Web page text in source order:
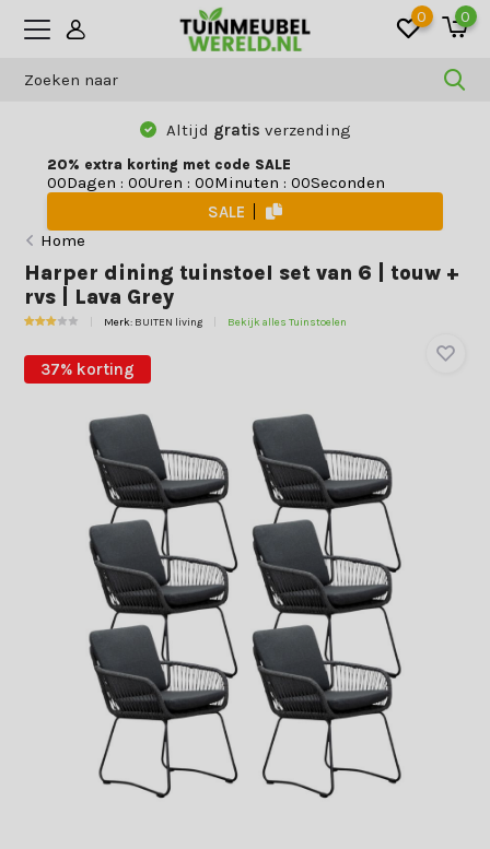
0 0
Altijd gratis verzending
20% extra korting met code SALE
00Dagen : 00Uren : 00Minuten : 00Seconden
SALE
Home
Harper dining tuinstoel set van 6 | touw +
rvs | Lava Grey
Merk: BUITEN living Bekijk alles Tuinstoelen
37% korting